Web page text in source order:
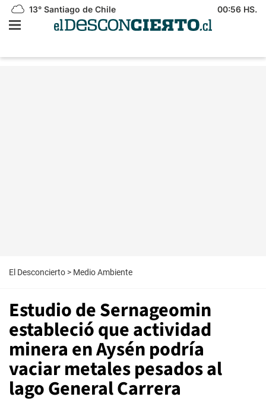
13° Santiago de Chile 00:56 HS.
El Desconcierto > Medio Ambiente
Estudio de Sernageomin
estableció que actividad
minera en Aysén podría
vaciar metales pesados al
lago General Carrera